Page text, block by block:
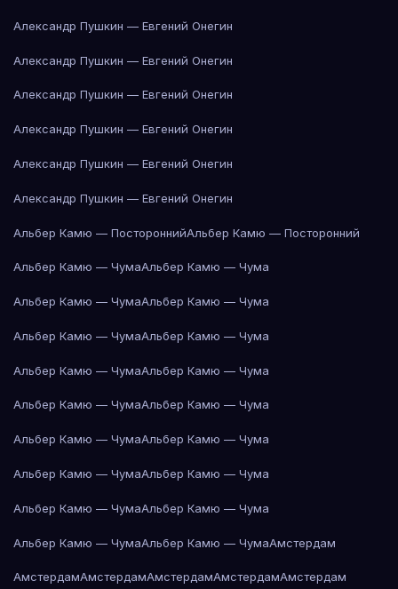
Александр Пушкин — Евгений Онегин
Александр Пушкин — Евгений Онегин
Александр Пушкин — Евгений Онегин
Александр Пушкин — Евгений Онегин
Александр Пушкин — Евгений Онегин
Александр Пушкин — Евгений Онегин
Альбер Камю — ПостороннийАльбер Камю — Посторонний
Альбер Камю — ЧумаАльбер Камю — Чума
Альбер Камю — ЧумаАльбер Камю — Чума
Альбер Камю — ЧумаАльбер Камю — Чума
Альбер Камю — ЧумаАльбер Камю — Чума
Альбер Камю — ЧумаАльбер Камю — Чума
Альбер Камю — ЧумаАльбер Камю — Чума
Альбер Камю — ЧумаАльбер Камю — Чума
Альбер Камю — ЧумаАльбер Камю — Чума
Альбер Камю — ЧумаАльбер Камю — ЧумаАмстердам
АмстердамАмстердамАмстердамАмстердамАмстердам